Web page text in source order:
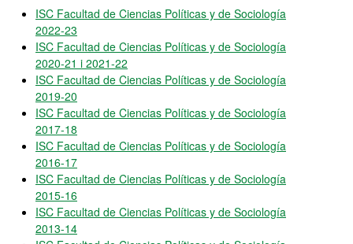
ISC Facultad de Ciencias Políticas y de Sociología
2022-23
ISC Facultad de Ciencias Políticas y de Sociología
2020-21 i 2021-22
ISC Facultad de Ciencias Políticas y de Sociología
2019-20
ISC Facultad de Ciencias Políticas y de Sociología
2017-18
ISC Facultad de Ciencias Políticas y de Sociología
2016-17
ISC Facultad de Ciencias Políticas y de Sociología
2015-16
ISC Facultad de Ciencias Políticas y de Sociología
2013-14